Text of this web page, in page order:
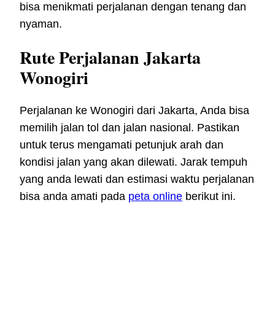
bisa menikmati perjalanan dengan tenang dan
nyaman.
Rute Perjalanan Jakarta
Wonogiri
Perjalanan ke Wonogiri dari Jakarta, Anda bisa
memilih jalan tol dan jalan nasional. Pastikan
untuk terus mengamati petunjuk arah dan
kondisi jalan yang akan dilewati. Jarak tempuh
yang anda lewati dan estimasi waktu perjalanan
bisa anda amati pada peta online berikut ini.